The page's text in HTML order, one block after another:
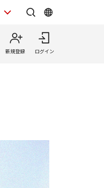
新規登録 ログイン